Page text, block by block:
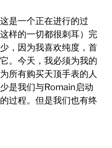
是一个正在进行的过
样的一切都很刺耳）完
，因为我喜欢纯度，首
。今天，我必须为我的
所有购买天顶手表的人
是我们与Romain启动
过程。但是我们也有终